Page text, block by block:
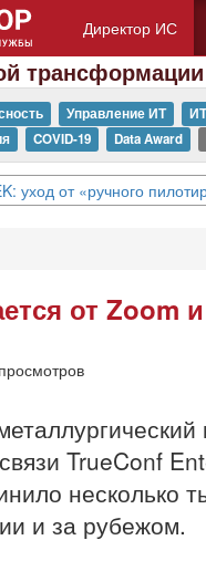
Директор ИС
трансформации
Управление ИТ
COVID-19 Data Award
уход от «ручного
от Zoom
TrueConf
несколько
и за рубежом.